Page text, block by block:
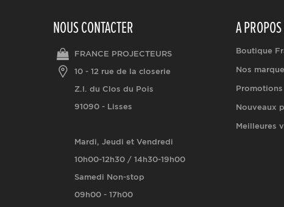
NOUS CONTACTER
FRANCE PROJECTEURS
10 - 12 rue de la closerie
Z.I. du Clos du Pois
91090 - Lisses
Mardi, Jeudi et Vendredi
10h00-12h30 / 14h30-19h00
Samedi Non-stop
09h00 - 17h00
A
Boutique
Nos
Promotions
Nouveaux
Meilleures